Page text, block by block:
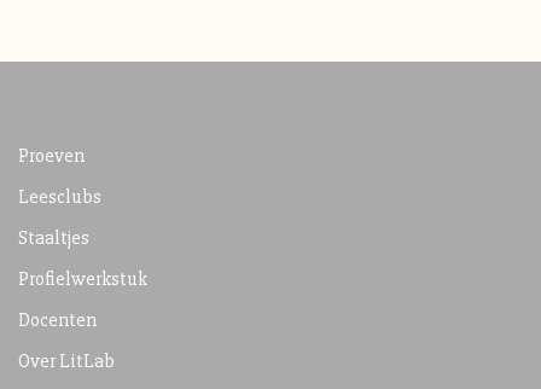
Proeven
Leesclubs
Staaltjes
Profielwerkstuk
Docenten
Over LitLab